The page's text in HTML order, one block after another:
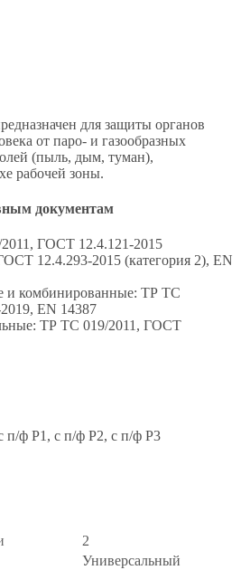
для защиты органов
от паро- и газообразных
(пыль, дым, туман),
рабочей зоны.
документам
ГОСТ 12.4.121-2015
12.4.293-2015 (категория 2), EN
и комбинированные: ТР ТС
EN 14387
ТР ТС 019/2011, ГОСТ
п/ф Р1, с п/ф Р2, с п/ф Р3
2
Универсальный